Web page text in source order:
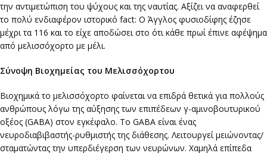
την αντιμετώπιση του ψύχους και της ναυτίας. Αξίζει να αναφερθεί
το πολύ ενδιαφέρον ιστορικό fact: O Άγγλος φυσιοδίφης έζησε
μέχρι τα 116 και το είχε αποδώσει στο ότι κάθε πρωί έπινε αφέψημα
από μελισσόχορτο με μέλι.
Σύνοψη Βιοχημείας του Μελισσόχορτου
Βιοχημικά το μελισσόχορτο φαίνεται να επιδρά θετικά για πολλούς
ανθρώπους λόγω της αύξησης των επιπέδεων γ-αμινοβουτυρικού
οξέος (GABA) στον εγκέφαλο. Το GABA είναι ένας
νευροδιαβιβαστής-ρυθμιστής της διάθεσης. Λειτουργεί μειώνοντας/
σταματώντας την υπερδιέγερση των νευρώνων. Χαμηλά επίπεδα